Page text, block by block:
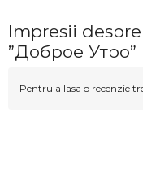
Impresii
”Доброе Утро”
Pentru a lasa o recenzie